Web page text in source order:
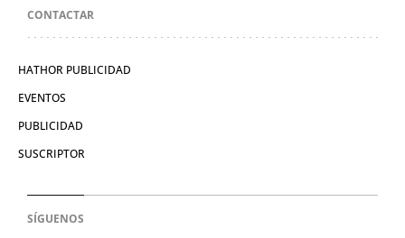
CONTACTAR
HATHOR PUBLICIDAD
EVENTOS
PUBLICIDAD
SUSCRIPTOR
SÍGUENOS